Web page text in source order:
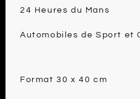
24 Heures du Mans
Automobiles de Sport et
Format 30 x 40 cm